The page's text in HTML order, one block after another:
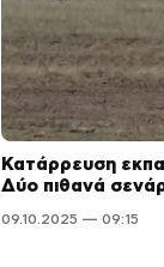
Κατάρρευση
Δύο πιθανά
09.10.2025 — 09:15